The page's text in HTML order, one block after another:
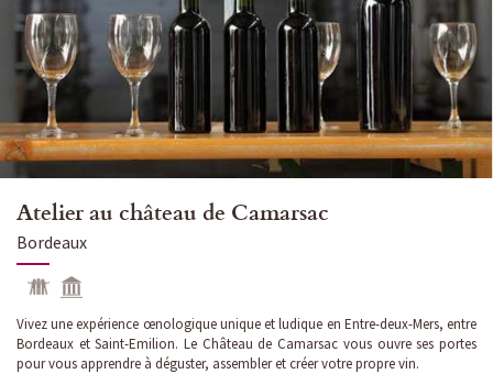
Atelier au château de Camarsac
Bordeaux
Vivez une expérience œnologique unique et ludique en Entre-deux-Mers, entre
Bordeaux et Saint-Emilion. Le Château de Camarsac vous ouvre ses portes
pour vous apprendre à déguster, assembler et créer votre propre vin.